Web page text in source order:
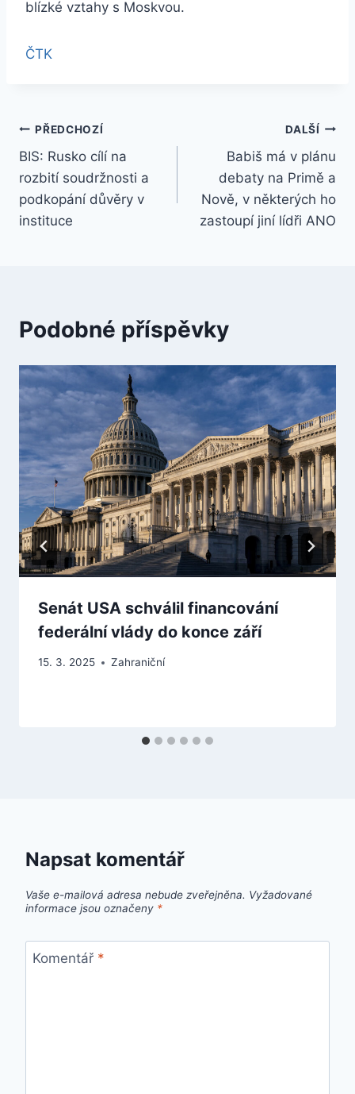
blízké vztahy s Moskvou.
ČTK
Navigace
pro
příspěvek
PŘEDCHOZÍ
BIS: Rusko cílí na
rozbití soudržnosti a
podkopání důvěry v
instituce
DALŠÍ
Babiš má v plánu
debaty na Primě a
Nově, v některých ho
zastoupí jiní lídři ANO
Podobné příspěvky
Senát USA schválil financování
federální vlády do konce září
15. 3. 2025 Zahraniční
Napsat komentář
Vaše e-mailová adresa nebude zveřejněna. Vyžadované
informace jsou označeny *
Komentář *